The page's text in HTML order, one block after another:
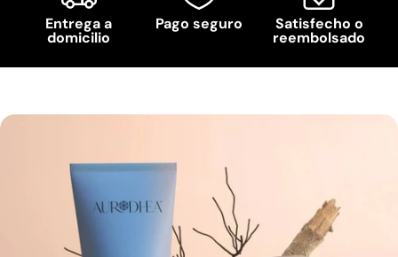
Entrega a
domicilio
Pago seguro Satisfecho o
reembolsado